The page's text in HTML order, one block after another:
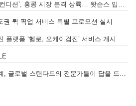
대한민국 대표 숙취해소제 ‘컨디션’, 홍콩 시장 본격 상륙… 왓슨스 입점 기념 할인 행사 진행
권 퀵 픽업 서비스 특별 프로모션 실시
플랫폼 ‘헬로, 오케이검진’ 서비스 개시
WALL 복잡한 홍콩 세무 회계, 글로벌 스탠다드의 전문가들이 답을 드립니다! - 법인설립, 회계, 감사